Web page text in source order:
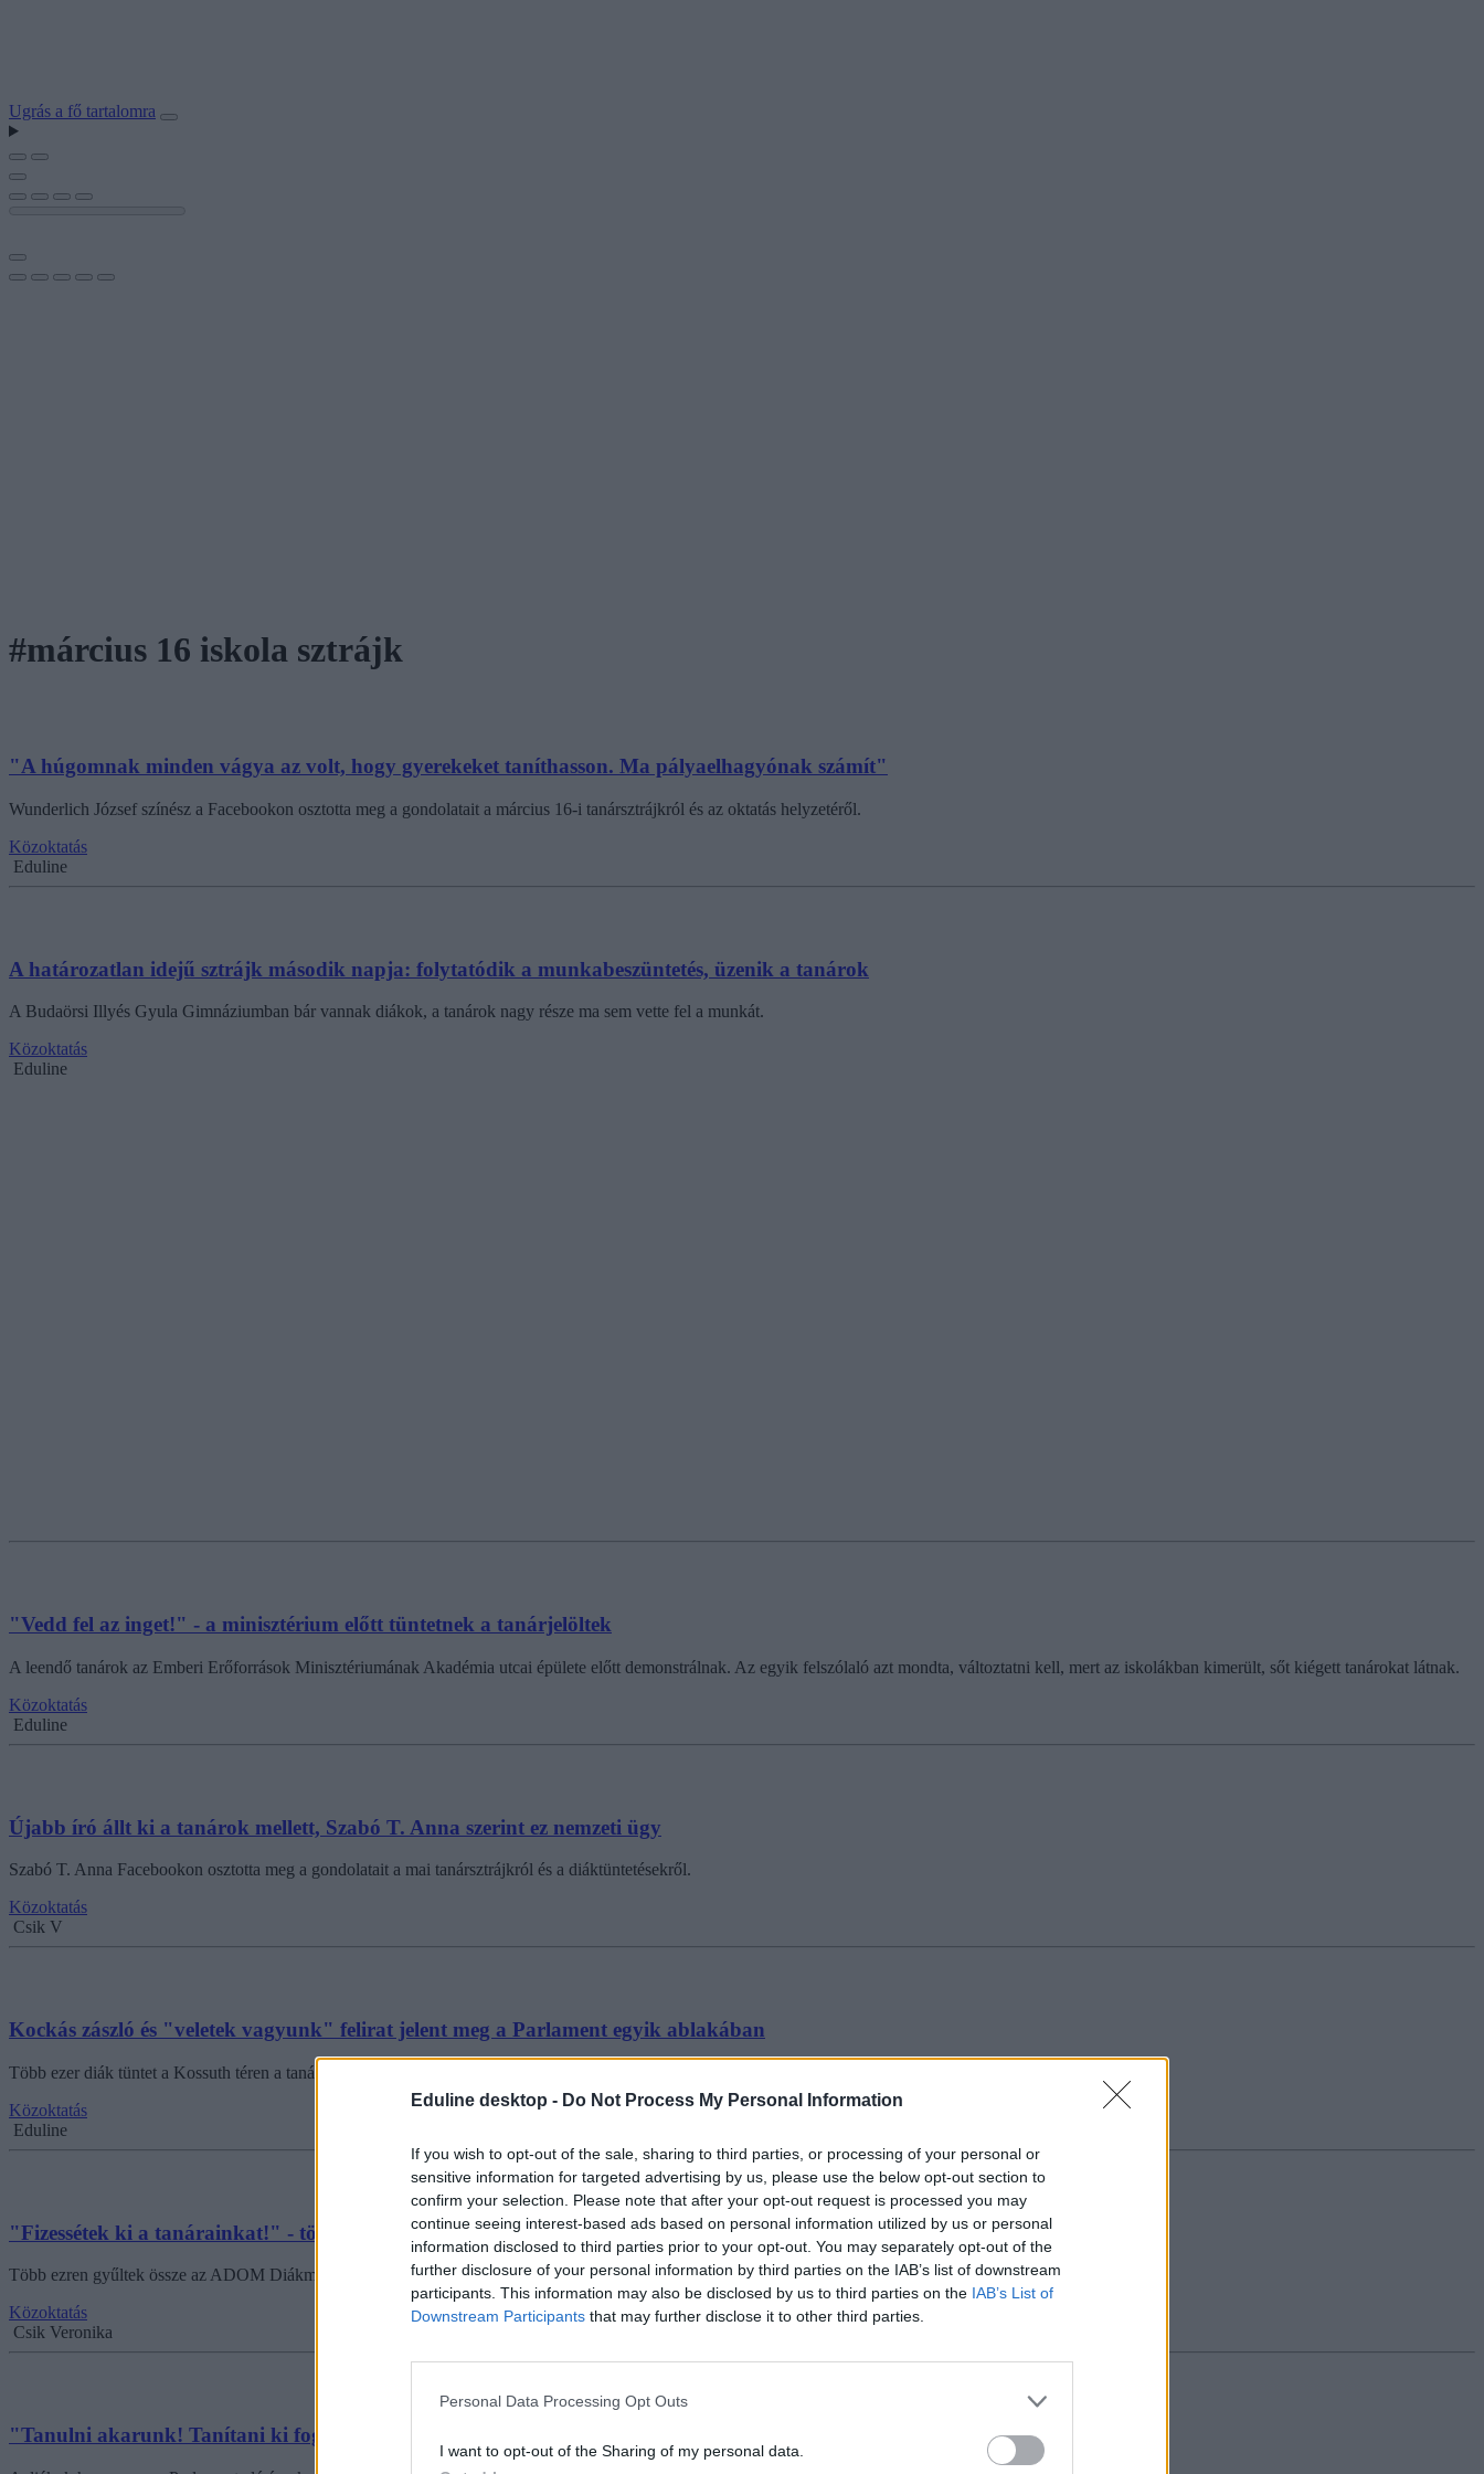
Eduline desktop - Do Not Process My Personal Information
If you wish to opt-out of the sale, sharing to third parties, or processing of your personal or
sensitive information for targeted advertising by us, please use the below opt-out section to
confirm your selection. Please note that after your opt-out request is processed you may
continue seeing interest-based ads based on personal information utilized by us or personal
information disclosed to third parties prior to your opt-out. You may separately opt-out of the
further disclosure of your personal information by third parties on the IAB’s list of downstream
participants. This information may also be disclosed by us to third parties on the IAB’s List of
Downstream Participants that may further disclose it to other third parties.
Personal Data Processing Opt Outs
I want to opt-out of the Sharing of my personal data.
Ugrás a fő tartalomra
#március 16 iskola sztrájk
"A húgomnak minden vágya az volt, hogy gyerekeket taníthasson. Ma pályaelhagyónak számít"
Wunderlich József színész a Facebookon osztotta meg a gondolatait a március 16-i tanársztrájkról és az oktatás helyzetéről.
Közoktatás
Eduline
A határozatlan idejű sztrájk második napja: folytatódik a munkabeszüntetés, üzenik a tanárok
A Budaörsi Illyés Gyula Gimnáziumban bár vannak diákok, a tanárok nagy része ma sem vette fel a munkát.
Közoktatás
Eduline
"Vedd fel az inget!" - a minisztérium előtt tüntetnek a tanárjelöltek
A leendő tanárok az Emberi Erőforrások Minisztériumának Akadémia utcai épülete előtt demonstrálnak. Az egyik felszólaló azt mondta, változtatni kell, mert az iskolákban kimerült, sőt kiégett tanárokat látnak.
Közoktatás
Eduline
Újabb író állt ki a tanárok mellett, Szabó T. Anna szerint ez nemzeti ügy
Szabó T. Anna Facebookon osztotta meg a gondolatait a mai tanársztrájkról és a diáktüntetésekről.
Közoktatás
Csik V
Kockás zászló és "veletek vagyunk" felirat jelent meg a Parlament egyik ablakában
Több ezer diák tüntet a Kossuth téren a tanársztrájk első napján.
Közoktatás
Eduline
"Fizessétek ki a tanárainkat!" - több ezer diák tüntetett a Parlament előtt
Több ezren gyűltek össze az ADOM Diákmozgalom és az aHang mai demonstrációján, a Kossuth téren.
Közoktatás
Csik Veronika
"Tanulni akarunk! Tanítani ki fog?" - hatalmas diáktömeg tart a Kossuth térre